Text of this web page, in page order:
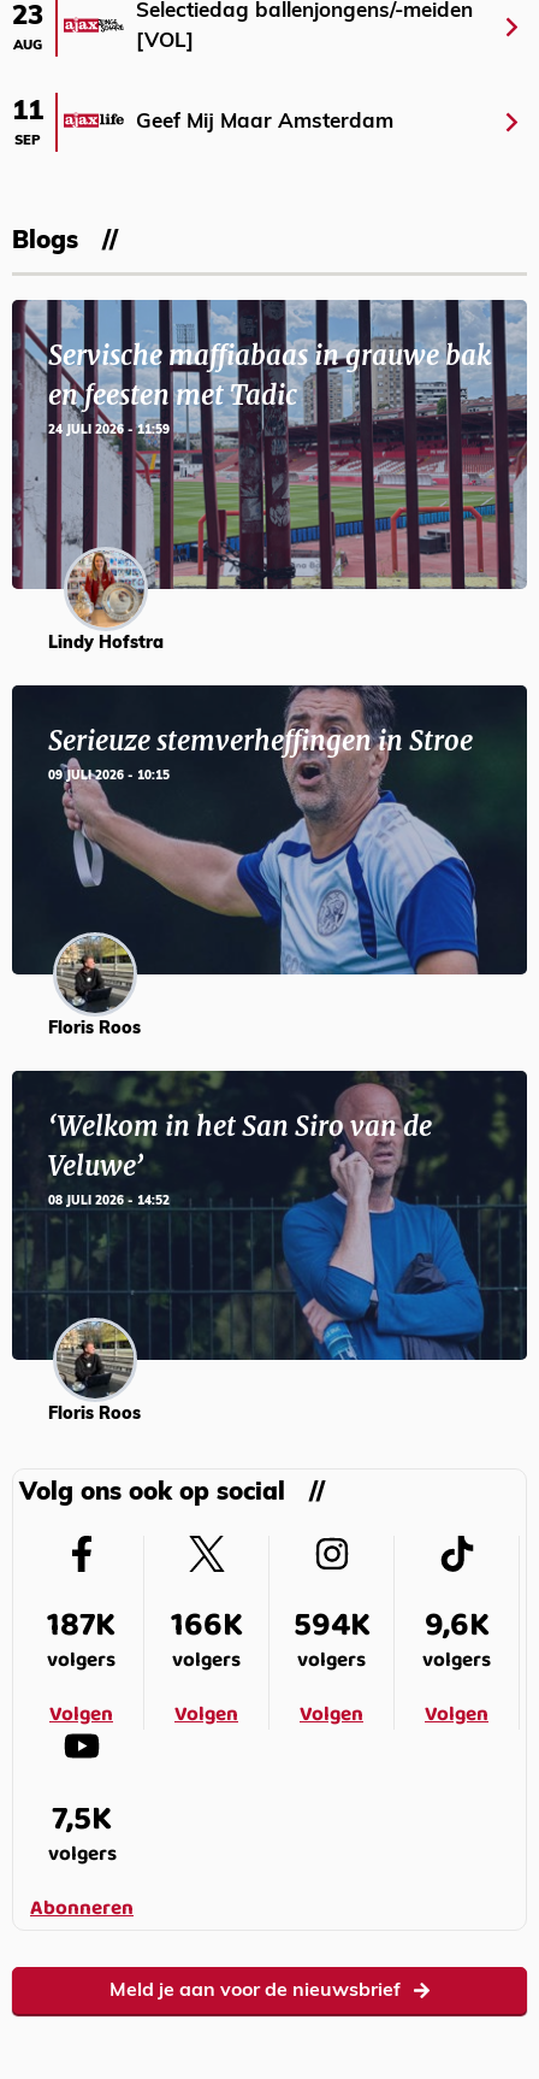
23
AUG
Selectiedag ballenjongens/-meiden
[VOL]
11
SEP
Geef Mij Maar Amsterdam
Blogs
Servische maffiabaas in grauwe bak
en feesten met Tadic
24 JULI 2026 - 11:59
Lindy Hofstra
Serieuze stemverheffingen in Stroe
09 JULI 2026 - 10:15
Floris Roos
‘Welkom in het San Siro van de
Veluwe’
08 JULI 2026 - 14:52
Floris Roos
Volg ons ook op social
187K
volgers
Volgen
166K
volgers
Volgen
594K
volgers
Volgen
9,6K
volgers
Volgen
7,5K
volgers
Abonneren
Meld je aan voor de nieuwsbrief